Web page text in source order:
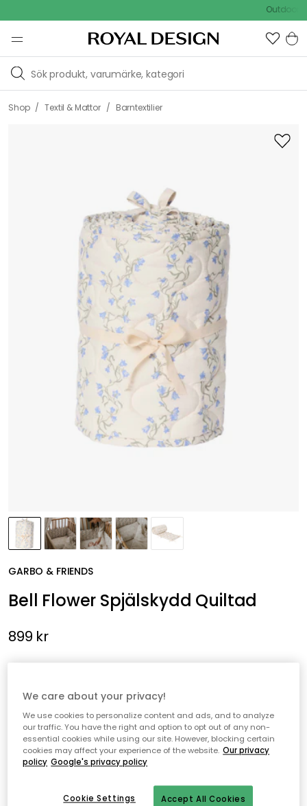
Outdoor
Shop / Textil & Mattor / Barntextilier
GARBO & FRIENDS
Bell Flower Spjälskydd Quiltad
899 kr
för den lilla.
Lägg i varukorgen
I webblager – endast 1 st kvar
We care about your privacy!
We use cookies to personalize content and ads, and to analyze
our traffic. You have the right and option to opt out of any non-
essential cookies while using our site. However, blocking certain
cookies may affect your experience of the website. Our privacy
policy Google's privacy policy
Accept All Cookies
Cookie Settings